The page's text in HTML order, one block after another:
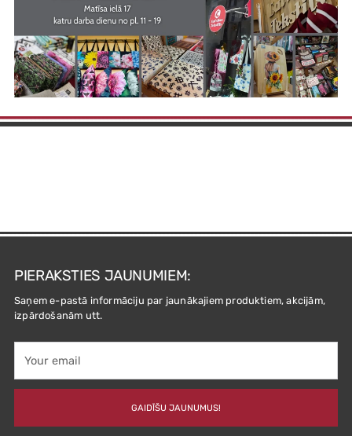
PIERAKSTIES JAUNUMIEM:
Saņem e-pastā informāciju par jaunākajiem produktiem, akcijām,
izpārdošanām utt.
email
GAIDĪŠU JAUNUMUS!